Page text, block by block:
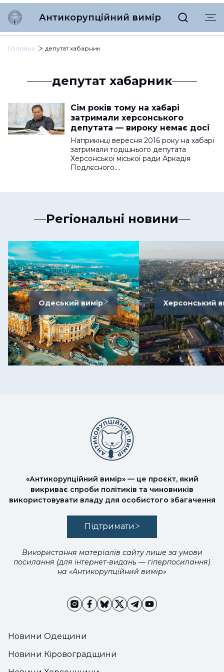
Антикорупційний вимір
Головна депутат хабарник
депутат хабарник
Сім років тому на хабарі
затримали херсонського
депутата — вироку немає досі
Наприкінці вересня 2016 року на хабарі
затримали тодішнього депутата
Херсонської міської ради Аркадія
Подлєсного.…
Регіональні новини
Одеський вимір Херсонський
Новини Одещини
Новини Кіровоградщини
«Антикорупційний вимір» — це проєкт, який
викриває спроби політиків та чиновників
використовувати владу для особистого збагачення
Підтримати
Використання матеріалів сайту лише за умови
посилання (для інтернет-видань — гіперпосилання)
на «Антикорупційний вимір»